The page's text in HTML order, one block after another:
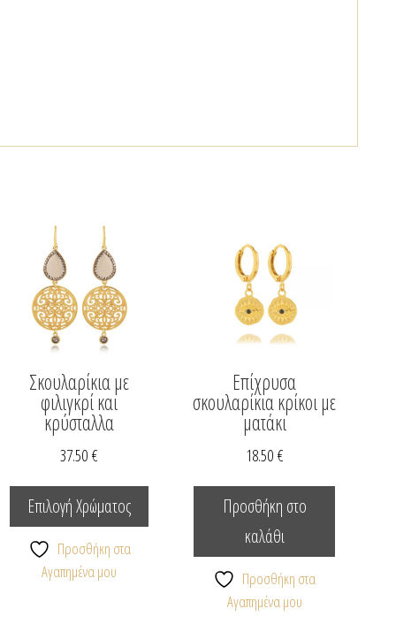
Σκουλαρίκια με
φιλιγκρί και
κρύσταλλα
37.50€
Επιλογή Χρώματος
Προσθήκη στα
Αγαπημένα μου
Επίχρυσα
σκουλαρίκια κρίκοι με
ματάκι
18.50€
Προσθήκη στο
καλάθι
Προσθήκη στα
Αγαπημένα μου